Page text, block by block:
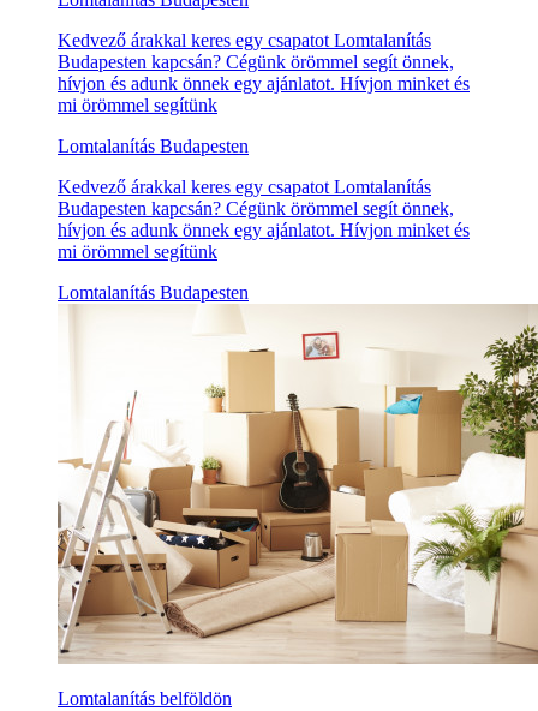
Kedvező árakkal keres egy csapatot Lomtalanítás
Budapesten kapcsán? Cégünk örömmel segít önnek,
hívjon és adunk önnek egy ajánlatot. Hívjon minket és
mi örömmel segítünk
Lomtalanítás Budapesten
Kedvező árakkal keres egy csapatot Lomtalanítás
Budapesten kapcsán? Cégünk örömmel segít önnek,
hívjon és adunk önnek egy ajánlatot. Hívjon minket és
mi örömmel segítünk
Lomtalanítás Budapesten
Lomtalanítás belföldön